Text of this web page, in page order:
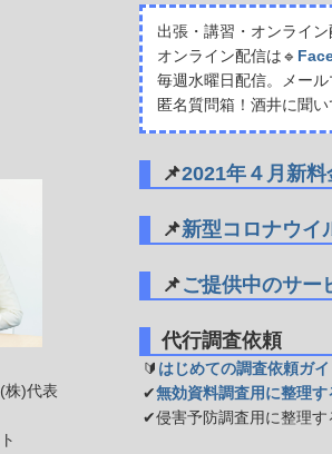
出張・講習・オンライ
オンライン配信は🔹
毎週水曜日配信。メー
匿名質問箱！酒井に聞
📌2021年４月新
📌新型コロナウイ
📌ご提供中のサー
代行調査依頼
🔰 はじめての調査依頼ガ
✔無効資料調査用に整理
✔侵害予防調査用に整理す
株)代表